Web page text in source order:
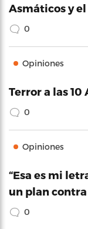
Asmáticos y
0
Opiniones
Terror a las 10
0
Opiniones
“Esa es mi
un plan contra
0